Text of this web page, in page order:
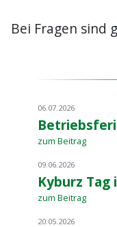
Bei Fragen sind
06.07.2026
zum Beitrag
09.06.2026
Kyburz Tag
zum Beitrag
20.05.2026